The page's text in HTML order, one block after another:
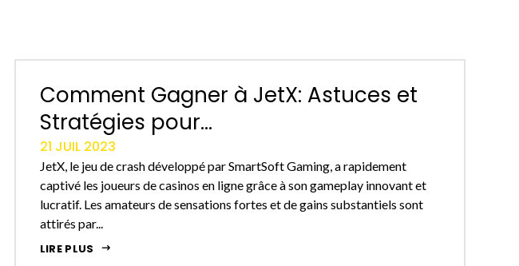
Comment Gagner à JetX: Astuces et
Stratégies pour...
21 JUIL 2023
JetX, le jeu de crash développé par SmartSoft Gaming, a rapidement
captivé les joueurs de casinos en ligne grâce à son gameplay innovant et
lucratif. Les amateurs de sensations fortes et de gains substantiels sont
attirés par...
LIRE PLUS